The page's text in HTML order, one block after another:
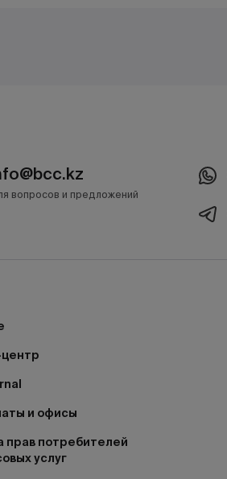
вопросов и предложений
и офисы
прав потребителей
услуг